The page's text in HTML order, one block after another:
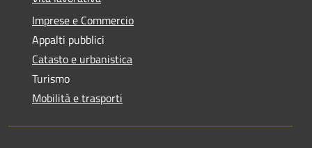
Imprese e Commercio
Appalti pubblici
Catasto e urbanistica
Turismo
Mobilità e trasporti